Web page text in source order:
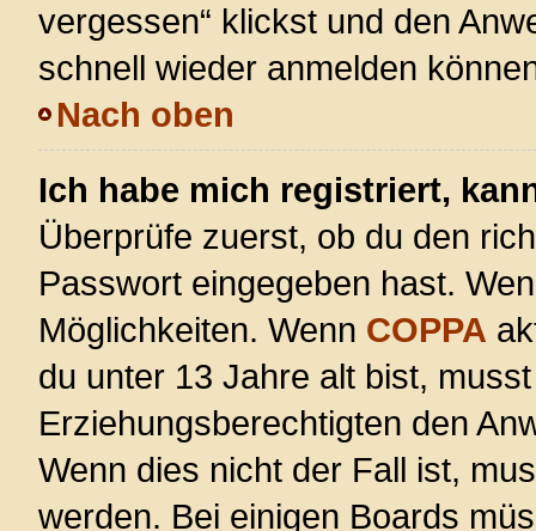
vergessen“ klickst und den
schnell wieder anmelden
Nach oben
Ich habe mich registriert,
Überprüfe zuerst, ob du den
Passwort eingegeben hast.
Möglichkeiten. Wenn COPPA
du unter 13 Jahre alt bist,
Erziehungsberechtigten den
Wenn dies nicht der Fall ist,
werden. Bei einigen Boards